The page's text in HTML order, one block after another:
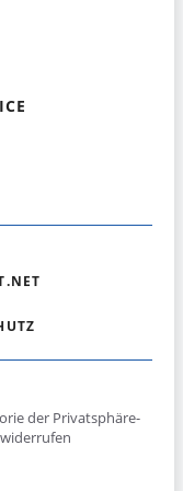
der Privatsphäre-